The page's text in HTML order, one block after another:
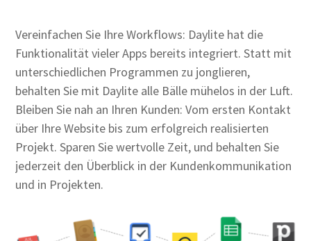
Vereinfachen Sie Ihre Workflows: Daylite hat die
Funktionalität vieler Apps bereits integriert. Statt mit
unterschiedlichen Programmen zu jonglieren,
behalten Sie mit Daylite alle Bälle mühelos in der Luft.
Bleiben Sie nah an Ihren Kunden: Vom ersten Kontakt
über Ihre Website bis zum erfolgreich realisierten
Projekt. Sparen Sie wertvolle Zeit, und behalten Sie
jederzeit den Überblick in der Kundenkommunikation
und in Projekten.